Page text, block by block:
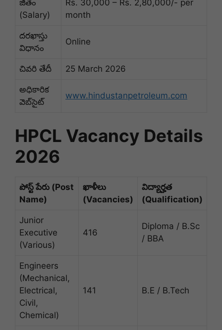
జీతం
(Salary)
Rs. 30,000 – Rs. 2,80,000/- per
month
దరఖాస్తు
విధానం
Online
చివరి తేదీ 25 March 2026
అధికారిక
వెబ్‌సైట్
www.hindustanpetroleum.com
HPCL Vacancy Details
2026
పోస్ట్ పేరు (Post
Name)
ఖాళీలు
(Vacancies)
విద్యార్హత
(Qualification)
Junior
Executive
(Various)
416
Diploma / B.Sc
/ BBA
Engineers
(Mechanical,
Electrical,
Civil,
Chemical)
141 B.E / B.Tech